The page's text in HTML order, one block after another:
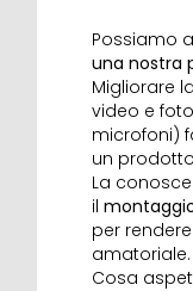
Possiamo
una nostra
Migliorare
video e
microfoni)
un
La
il
per
amatoriale.
Cosa